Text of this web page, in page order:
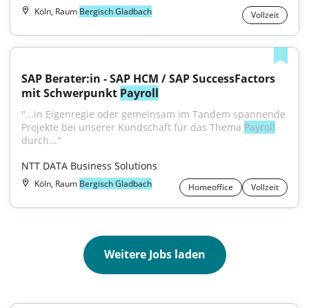
Köln, Raum Bergisch Gladbach Vollzeit
SAP Berater:in - SAP HCM / SAP SuccessFactors
mit Schwerpunkt Payroll
"...in Eigenregie oder gemeinsam im Tandem spannende
Projekte bei unserer Kundschaft für das Thema Payroll
durch..."
NTT DATA Business Solutions
Köln, Raum Bergisch Gladbach Homeoffice Vollzeit
Weitere Jobs laden